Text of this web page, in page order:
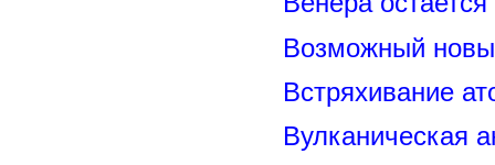
Возможный
Встряхивание
Вулканическая